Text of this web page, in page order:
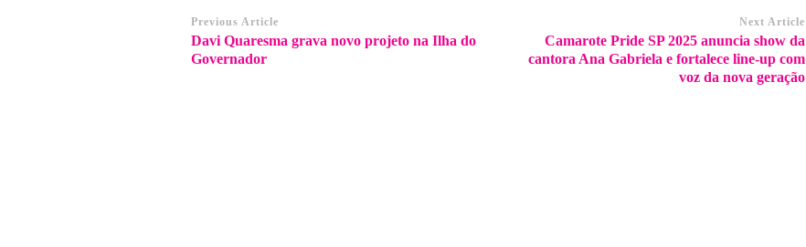
Post
Navigation
Previous Article
Davi Quaresma grava novo projeto na Ilha do
Governador
Next Article
Camarote Pride SP 2025 anuncia show da
cantora Ana Gabriela e fortalece line-up com
voz da nova geração